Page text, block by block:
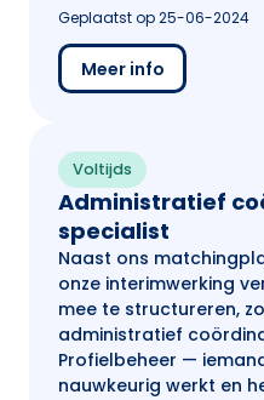
Geplaatst op 25-06-2024
Meer info
Voltijds
Administratief
specialist
Naast ons
onze interimwerking
mee te structureren,
administratief
Profielbeheer —
nauwkeurig werkt en